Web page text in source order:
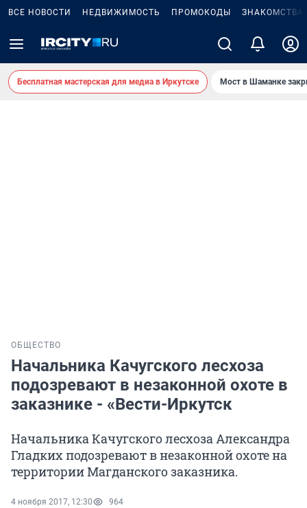
ВСЕ НОВОСТИ НЕДВИЖИМОСТЬ ПРОМОКОДЫ ЗНАКОМСТВА
Бесплатная мастерская для медиа в Иркутске Мост в Шаманке
ОБЩЕСТВО
Начальника Качугского лесхоза
подозревают в незаконной охоте в
заказнике - «Вести-Иркутск
Начальника Качугского лесхоза Александра
Гладких подозревают в незаконной охоте на
территории Магданского заказника.
4 ноября 2017, 12:30 964